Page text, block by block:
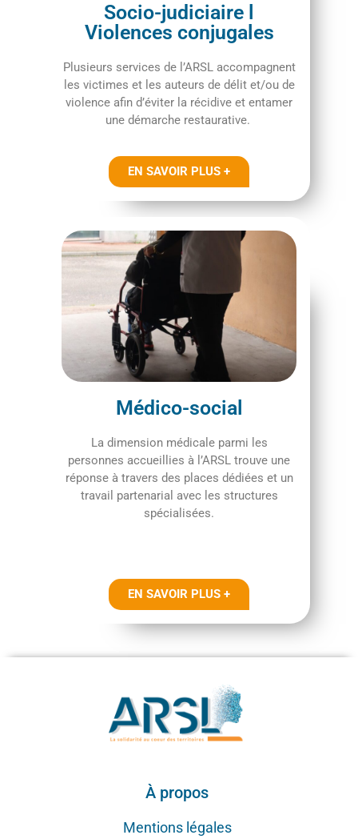
Socio-judiciaire l
Violences conjugales
Plusieurs services de l’ARSL accompagnent
les victimes et les auteurs de délit et/ou de
violence afin d’éviter la récidive et entamer
une démarche restaurative.
EN SAVOIR PLUS +
Médico-social
La dimension médicale parmi les
personnes accueillies à l’ARSL trouve une
réponse à travers des places dédiées et un
travail partenarial avec les structures
spécialisées.
EN SAVOIR PLUS +
À propos
Mentions légales